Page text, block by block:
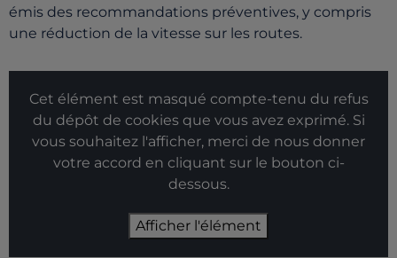
émis des recommandations préventives, y compris
une réduction de la vitesse sur les routes.
Cet élément est masqué compte-tenu du refus
du dépôt de cookies que vous avez exprimé. Si
vous souhaitez l'afficher, merci de nous donner
votre accord en cliquant sur le bouton ci-
dessous.
Afficher l'élément